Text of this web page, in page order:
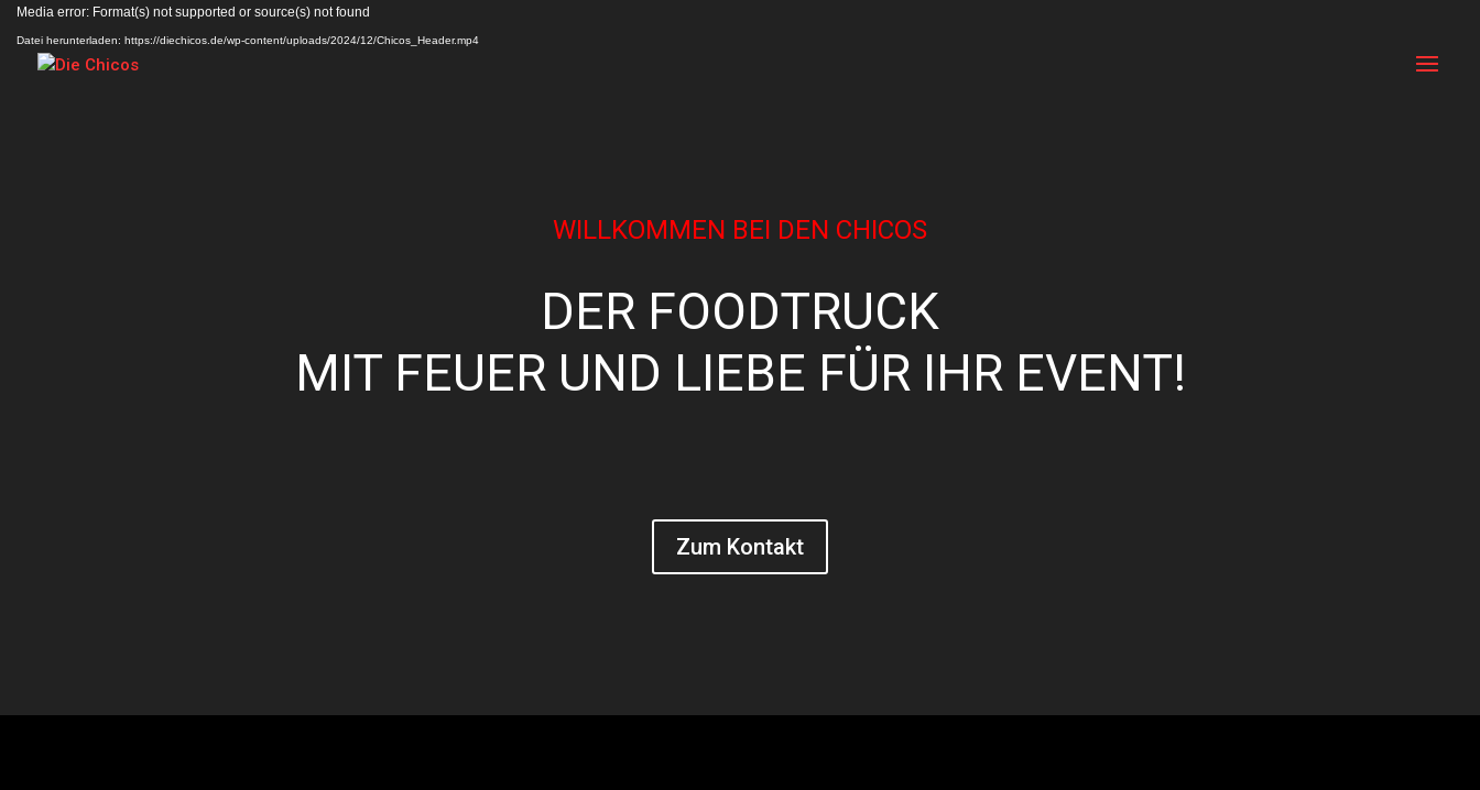
Video-
Player
Media error: Format(s) not supported or source(s) not found
Datei herunterladen: https://diechicos.de/wp-content/uploads/2024/12/Chicos_Header.mp4
WILLKOMMEN BEI DEN CHICOS
DER FOODTRUCK
MIT FEUER UND LIEBE FÜR IHR EVENT!
Zum Kontakt